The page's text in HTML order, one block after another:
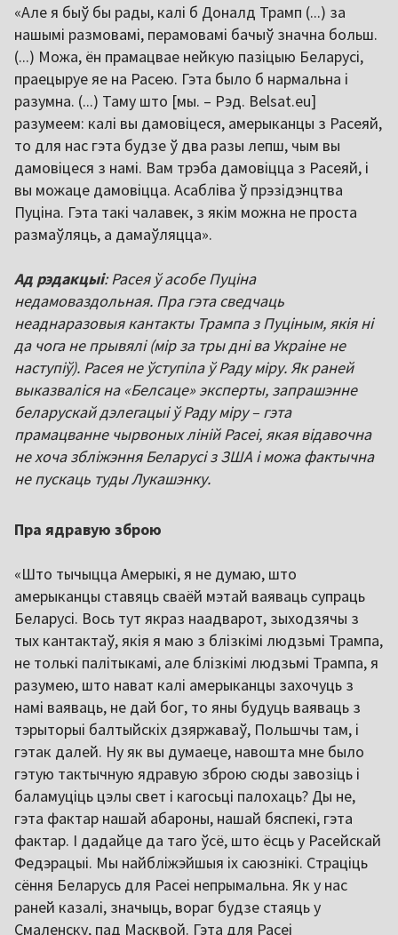
«Але я быў бы рады, калі б Доналд Трамп (...) за
нашымі размовамі, перамовамі бачыў значна больш.
(...) Можа, ён прамацвае нейкую пазіцыю Беларусі,
праецыруе яе на Расею. Гэта было б нармальна і
разумна. (...) Таму што [мы. – Рэд. Belsat.eu]
разумеем: калі вы дамовіцеся, амерыканцы з Расеяй,
то для нас гэта будзе ў два разы лепш, чым вы
дамовіцеся з намі. Вам трэба дамовіцца з Расеяй, і
вы можаце дамовіцца. Асабліва ў прэзідэнцтва
Пуціна. Гэта такі чалавек, з якім можна не проста
размаўляць, а дамаўляцца».
Ад рэдакцыі: Расея ў асобе Пуціна
недамоваздольная. Пра гэта сведчаць
неаднаразовыя кантакты Трампа з Пуціным, якія ні
да чога не прывялі (мір за тры дні ва Украіне не
наступіў). Расея не ўступіла ў Раду міру. Як раней
выказваліся на «Белсаце» эксперты, запрашэнне
беларускай дэлегацыі ў Раду міру – гэта
прамацванне чырвоных ліній Расеі, якая відавочна
не хоча збліжэння Беларусі з ЗША і можа фактычна
не пускаць туды Лукашэнку.
Пра ядравую зброю
«Што тычыцца Амерыкі, я не думаю, што
амерыканцы ставяць сваёй мэтай ваяваць супраць
Беларусі. Вось тут якраз наадварот, зыходзячы з
тых кантактаў, якія я маю з блізкімі людзьмі Трампа,
не толькі палітыкамі, але блізкімі людзьмі Трампа, я
разумею, што нават калі амерыканцы захочуць з
намі ваяваць, не дай бог, то яны будуць ваяваць з
тэрыторыі балтыйскіх дзяржаваў, Польшчы там, і
гэтак далей. Ну як вы думаеце, навошта мне было
гэтую тактычную ядравую зброю сюды завозіць і
баламуціць цэлы свет і кагосьці палохаць? Ды не,
гэта фактар нашай абароны, нашай бяспекі, гэта
фактар. І дадайце да таго ўсё, што ёсць у Расейскай
Федэрацыі. Мы найбліжэйшыя іх саюзнікі. Страціць
сёння Беларусь для Расеі непрымальна. Як у нас
раней казалі, значыць, вораг будзе стаяць у
Смаленску, пад Масквой. Гэта для Расеі